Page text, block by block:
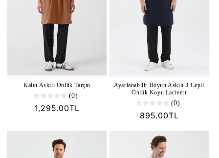
Kalın Askılı Önlük Tarçın
(0)
Normal
1,295.00TL
Ayarlanabilir Boyun Askılı 3 Cepli
Önlük Koyu Lacivert
(0)
Normal
895.00TL